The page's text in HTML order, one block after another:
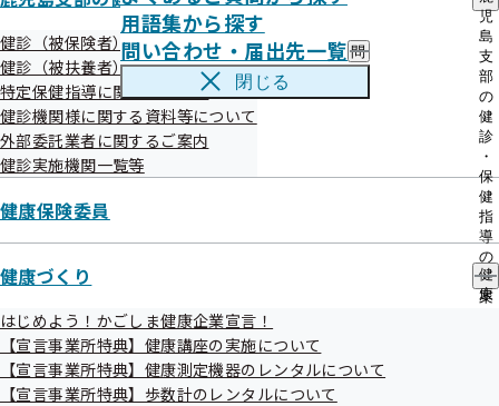
用語集から探す
問い合わせ・届出先一覧 問
い
ュ
閉じる
児
島
支
部
の
健
診
・
保
健
指
導
の
ご
案
健診（被保険者）に関するご案内
健診（被扶養者）に関するご案内
特定保健指導に関するご案内
健診機関様に関する資料等について
外部委託業者に関するご案内
健診実施機関一覧等
健康保険委員
健康づくり
健
康
はじめよう！かごしま健康企業宣言！
【宣言事業所特典】健康講座の実施について
【宣言事業所特典】健康測定機器のレンタルについて
【宣言事業所特典】歩数計のレンタルについて
令和03年02月16日
協会けんぽ鹿児島支部では、加入者の地域医療に関する知識
や意見、要望等を把握し、関係者への発信等、保険者機能発
揮のための企画立案に資する目的で、鹿児島医療圏及び南薩
医療圏における加入事業所の事業主及び健康保険委員を対象
に、アンケートを実施しました。アンケート結果は、「地域
医療構想」の策定のための協議の場である「地域医療構想調
整会議」で報告しました。
地域医療に関するアンケート結果（概要版）
地域医療に関するアンケート結果（詳細版）